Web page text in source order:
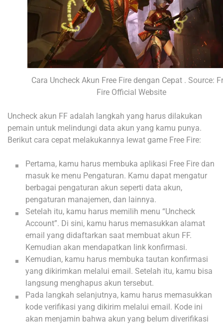
Cara Uncheck Akun Free Fire dengan Cepat . Source:
Fire Official Website
Uncheck akun FF adalah langkah yang harus dilakukan
pemain untuk melindungi data akun yang kamu punya.
Berikut cara cepat melakukannya lewat game Free Fire:
Pertama, kamu harus membuka aplikasi Free Fire dan
masuk ke menu Pengaturan. Kamu dapat mengatur
berbagai pengaturan akun seperti data akun,
pengaturan manajemen, dan lainnya.
Setelah itu, kamu harus memilih menu “Uncheck
Account”. Di sini, kamu harus memasukkan alamat
email yang didaftarkan saat membuat akun FF.
Kemudian akan mendapatkan link konfirmasi.
Kemudian, kamu harus membuka tautan konfirmasi
yang dikirimkan melalui email. Setelah itu, kamu bisa
langsung menghapus akun tersebut.
Pada langkah selanjutnya, kamu harus memasukkan
kode verifikasi yang dikirim melalui email. Kode ini
akan menjamin bahwa akun yang belum diverifikasi